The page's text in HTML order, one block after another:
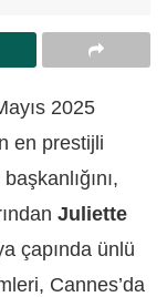
2025
en prestijli
Juliette
çapında ünlü
Cannes’da